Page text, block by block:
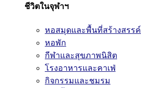
ชีวิตในจุฬาฯ
หอสมุดและพื้นที่สร้างสรรค์
หอพัก
กีฬาและสุขภาพนิสิต
โรงอาหารและคาเฟ่
กิจกรรมและชมรม